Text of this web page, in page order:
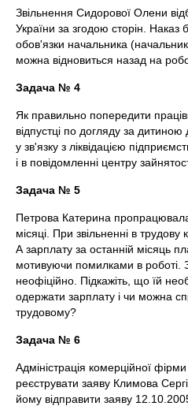
Звільнення Сидорової Олени
України за згодою сторін.
обов'язки начальника
можна відновиться назад на
Задача № 4
Як правильно попередити
відпустці по догляду за дитиною
у зв'язку з ліквідацією
і в повідомленні центру
Задача № 5
Петрова Катерина
місяці. При звільненні в трудову
А зарплату за останній місяць
мотивуючи помилками в роботі.
неофіційно. Підкажіть, що їй
одержати зарплату і чи можна
трудовому?
Задача № 6
Адміністрація комерційної
реєструвати заяву Климова
йому відправити заяву